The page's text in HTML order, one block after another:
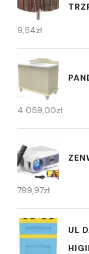
9,54zł
4 059,00zł
799,97zł
UL